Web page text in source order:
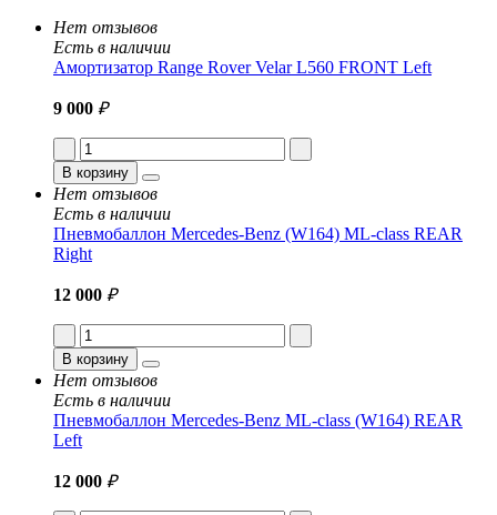
Нет отзывов
Есть в наличии
Амортизатор Range Rover Velar L560 FRONT Left
9 000 ₽
В корзину
Нет отзывов
Есть в наличии
Пневмобаллон Mercedes-Benz (W164) ML-class REAR
Right
12 000 ₽
В корзину
Нет отзывов
Есть в наличии
Пневмобаллон Mercedes-Benz ML-class (W164) REAR
Left
12 000 ₽